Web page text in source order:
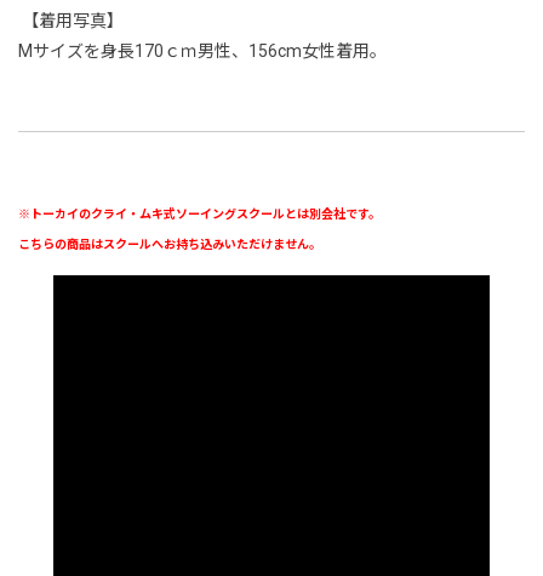
【着用写真】
Mサイズを身長170ｃｍ男性、156cm女性着用。
※トーカイのクライ・ムキ式ソーイングスクールとは別会社です。
こちらの商品はスクールへお持ち込みいただけません。